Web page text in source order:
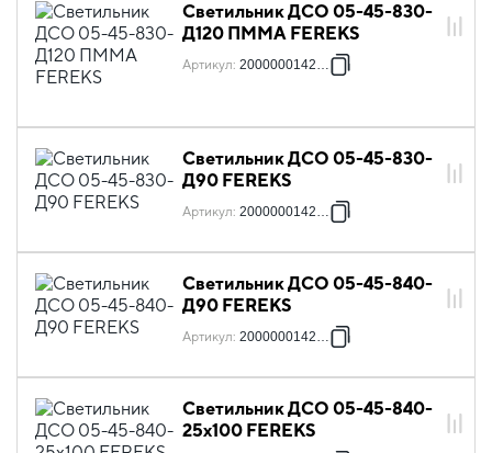
Светильник ДСО 05-45-830-
Д120 ПММА FEREKS
Артикул: 2000000142760
Светильник ДСО 05-45-830-
Д90 FEREKS
Артикул: 2000000142777
Светильник ДСО 05-45-840-
Д90 FEREKS
Артикул: 2000000142784
Светильник ДСО 05-45-840-
25х100 FEREKS